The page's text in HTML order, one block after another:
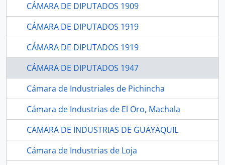
CÁMARA DE DIPUTADOS 1909
CÁMARA DE DIPUTADOS 1919
CÁMARA DE DIPUTADOS 1919
CÁMARA DE DIPUTADOS 1947
Cámara de Industriales de Pichincha
Cámara de Industrias de El Oro, Machala
CAMARA DE INDUSTRIAS DE GUAYAQUIL
Cámara de Industrias de Loja